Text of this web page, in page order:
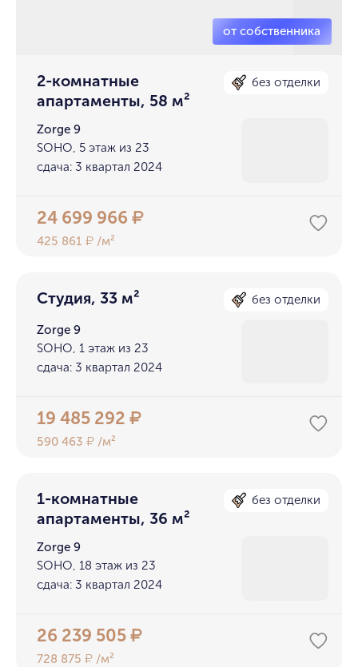
2-комнатные
апартаменты, 58 м²
без отделки
Zorge 9
SOHO, 5 этаж из 23
сдача: 3 квартал 2024
24 699 966₽
425 861₽ /м²
Студия, 33 м² без отделки
Zorge 9
SOHO, 1 этаж из 23
сдача: 3 квартал 2024
19 485 292₽
590 463₽ /м²
1-комнатные
апартаменты, 36 м²
без отделки
Zorge 9
SOHO, 18 этаж из 23
сдача: 3 квартал 2024
26 239 505₽
728 875₽ /м²